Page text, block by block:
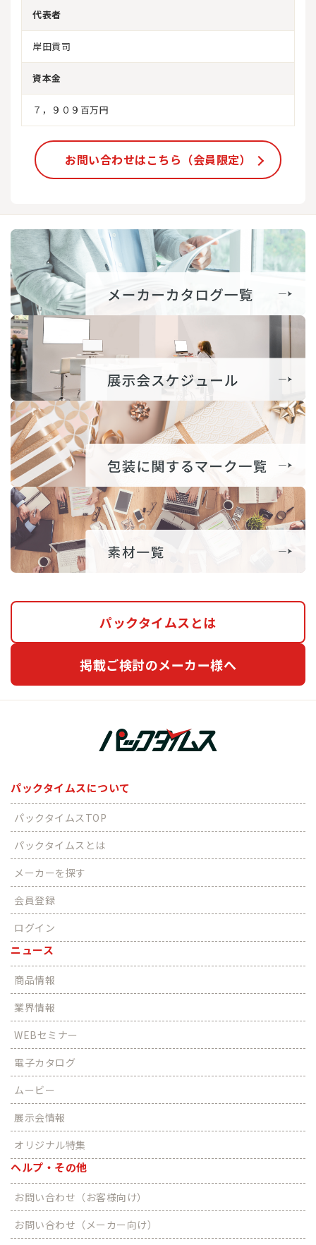
代表者
岸田貢司
資本金
７，９０９百万円
お問い合わせはこちら（会員限定）
パックタイムスとは
掲載ご検討のメーカー様へ
パックタイムスについて
パックタイムスTOP
パックタイムスとは
メーカーを探す
会員登録
ログイン
ニュース
商品情報
業界情報
WEBセミナー
電子カタログ
ムービー
展示会情報
オリジナル特集
ヘルプ・その他
お問い合わせ（お客様向け）
お問い合わせ（メーカー向け）